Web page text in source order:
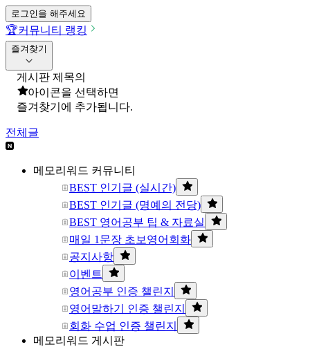
로그인을 해주세요
🏆커뮤니티 랭킹
즐겨찾기
게시판 제목의
아이콘을 선택하면
즐겨찾기에 추가됩니다.
전체글
메모리워드 커뮤니티
BEST 인기글 (실시간)
BEST 인기글 (명예의 전당)
BEST 영어공부 팁 & 자료실
매일 1문장 초보영어회화
공지사항
이벤트
영어공부 인증 챌린지
영어말하기 인증 챌린지
회화 수업 인증 챌린지
메모리워드 게시판